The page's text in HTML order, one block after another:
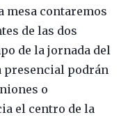
mesa contaremos
de las dos
de la jornada del
presencial podrán
o
el centro de la